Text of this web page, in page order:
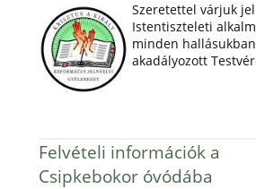
Szeretettel várjuk
Istentiszteleti
minden hallásukban
akadályozott
Felvételi információk a
Csipkebokor óvódába